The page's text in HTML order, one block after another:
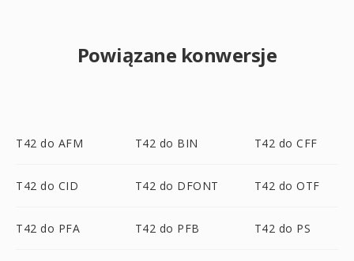
Powiązane konwersje
T42 do AFM T42 do BIN T42 do CFF
T42 do CID T42 do DFONT T42 do OTF
T42 do PFA T42 do PFB T42 do PS